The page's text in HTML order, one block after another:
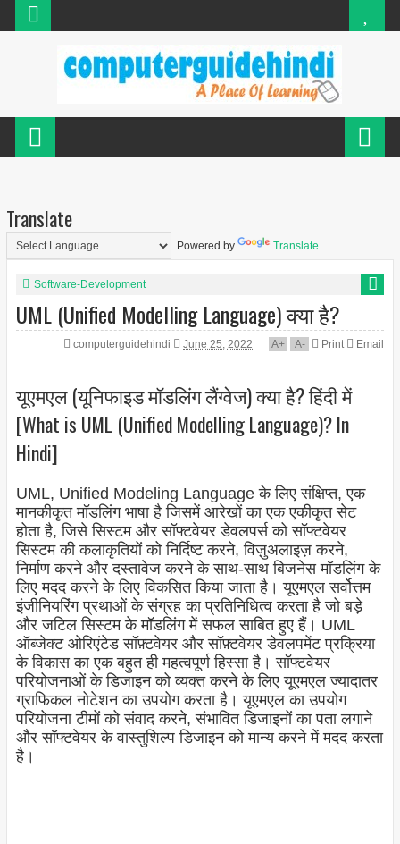
Translate
Powered by Translate
Software-Development
UML (Unified Modelling Language) क्या है?
computerguidehindi June 25, 2022 A+ A- Print Email
यूएमएल (यूनिफाइड मॉडलिंग लैंग्वेज) क्या है? हिंदी में
[What is UML (Unified Modelling Language)? In
Hindi]
UML, Unified Modeling Language के लिए संक्षिप्त, एक
मानकीकृत मॉडलिंग भाषा है जिसमें आरेखों का एक एकीकृत सेट
होता है, जिसे सिस्टम और सॉफ्टवेयर डेवलपर्स को सॉफ्टवेयर
सिस्टम की कलाकृतियों को निर्दिष्ट करने, विज़ुअलाइज़ करने,
निर्माण करने और दस्तावेज करने के साथ-साथ बिजनेस मॉडलिंग के
लिए मदद करने के लिए विकसित किया जाता है। यूएमएल सर्वोत्तम
इंजीनियरिंग प्रथाओं के संग्रह का प्रतिनिधित्व करता है जो बड़े
और जटिल सिस्टम के मॉडलिंग में सफल साबित हुए हैं। UML
ऑब्जेक्ट ओरिएंटेड सॉफ़्टवेयर और सॉफ़्टवेयर डेवलपमेंट प्रक्रिया
के विकास का एक बहुत ही महत्वपूर्ण हिस्सा है। सॉफ्टवेयर
परियोजनाओं के डिजाइन को व्यक्त करने के लिए यूएमएल ज्यादातर
ग्राफिकल नोटेशन का उपयोग करता है। यूएमएल का उपयोग
परियोजना टीमों को संवाद करने, संभावित डिजाइनों का पता लगाने
और सॉफ्टवेयर के वास्तुशिल्प डिजाइन को मान्य करने में मदद करता
है।